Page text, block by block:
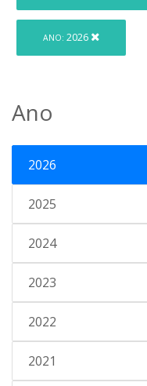
ANO: 2026
Ano
2026
2025
2024
2023
2022
2021